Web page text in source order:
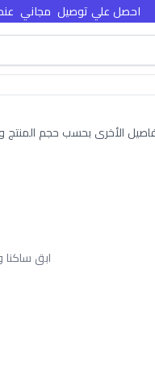
احصل علي توصيل مجاني
الأخرى بحسب حجم المنتج
ابق ساكنا